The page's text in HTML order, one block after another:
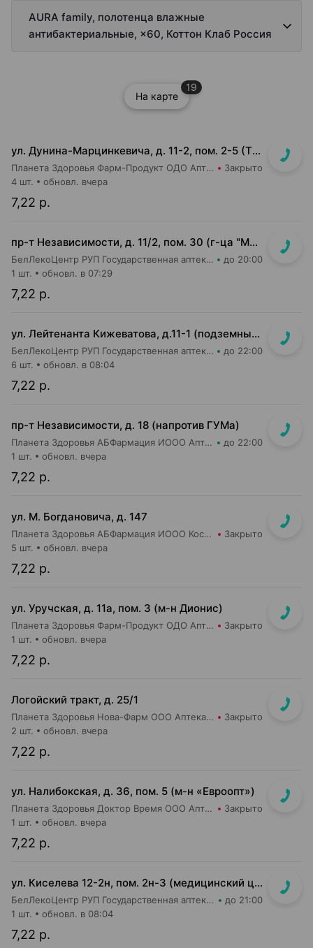
AURA family, полотенца влажные
антибактериальные, ×60, Коттон Клаб Россия
На карте
19
ул. Дунина-Марцинкевича, д. 11-2, пом. 2-5 (ТЦ Раковский кирмаш)
Планета Здоровья Фарм-Продукт ОДО Аптека №24 Закрыто
7,22 р.
4 шт. обновл. вчера
пр-т Независимости, д. 11/2, пом. 30 (г-ца "Минск")
БелЛекоЦентр РУП Государственная аптека №11 до 20:00
7,22 р.
1 шт. обновл. в 07:29
ул. Лейтенанта Кижеватова, д.11-1 (подземный переход станции метро "Неморшанский сад")
БелЛекоЦентр РУП Государственная аптека №49 до 22:00
7,22 р.
6 шт. обновл. в 08:04
пр-т Независимости, д. 18 (напротив ГУМа)
Планета Здоровья АБФармация ИООО Аптека №1 до 22:00
7,22 р.
1 шт. обновл. вчера
ул. М. Богдановича, д. 147
Планета Здоровья АБФармация ИООО Косметический магазин №4 Закрыто
7,22 р.
5 шт. обновл. вчера
ул. Уручская, д. 11а, пом. 3 (м-н Дионис)
Планета Здоровья Фарм-Продукт ОДО Аптека №4 Закрыто
7,22 р.
1 шт. обновл. вчера
Логойский тракт, д. 25/1
Планета Здоровья Нова-Фарм ООО Аптека №1 Закрыто
7,22 р.
2 шт. обновл. вчера
ул. Налибокская, д. 36, пом. 5 (м-н «Евроопт»)
Планета Здоровья Доктор Время ООО Аптека №51 Закрыто
7,22 р.
1 шт. обновл. вчера
ул. Киселева 12-2н, пом. 2н-3 (медицинский центр "Горизонт", 3 этаж)
БелЛекоЦентр РУП Государственная аптека №52 до 21:00
7,22 р.
1 шт. обновл. в 08:04